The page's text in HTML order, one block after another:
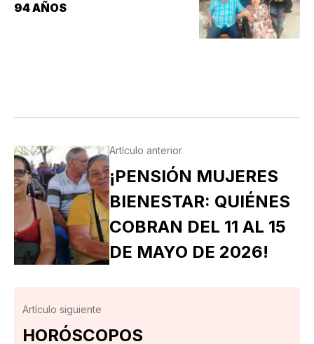
94 AÑOS
Artículo anterior
¡PENSIÓN MUJERES
BIENESTAR: QUIÉNES
COBRAN DEL 11 AL 15
DE MAYO DE 2026!
Artículo siguiente
HORÓSCOPOS